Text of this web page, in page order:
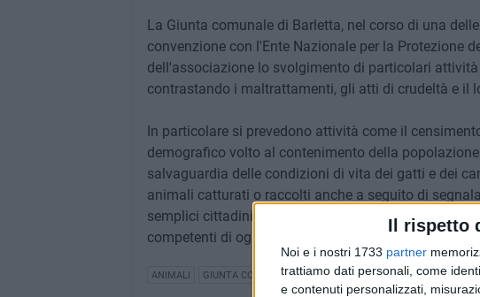
Il rispetto
Noi e i nostri 1733 partner
trattiamo dati personali, come
e contenuti personalizzati,
La Giunta comunale di Barletta, nel corso di una
convenzione con l'Ente Nazionale per la Protezione
dell'associazione lo svolgimento di particolari
contrastando i maltrattamenti, gli atti di crudeltà e il
In particolare si prevedono attività come il
demografico volto al contenimento della
salvaguardia delle condizioni di vita dei gatti e dei
animali catturati o raccolti anche a seguito di
semplici cittadini, la segnalazione al Comando della
competenti di ogni forma di pericolo o di
ANIMALI GIUNTA COMUNALE